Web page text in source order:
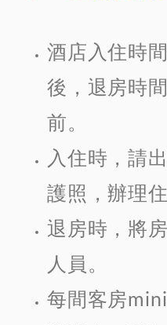
酒店入住時
後，退房時
前。
入住時，請
護照，辦理
退房時，將
人員。
每間客房